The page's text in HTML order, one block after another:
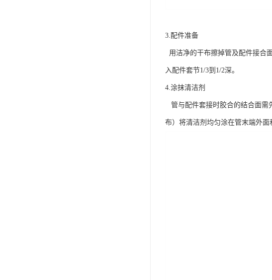
3.配件准备
用洁净的干布擦掉管及配件接合
入配件套节1/3到1/2深。
4.涂抹清洁剂
管与配件套接时胶合的结合面需
布）将清洁剂均匀涂在管末端外